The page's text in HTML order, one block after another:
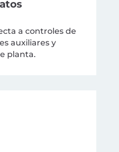
a controles de
auxiliares y
planta.